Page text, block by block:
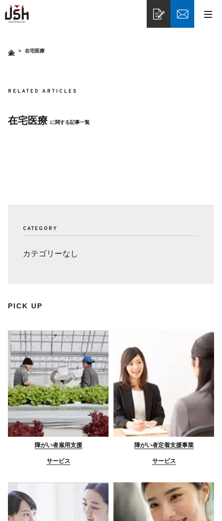
> 在宅医療
RELATED ARTICLES
在宅医療 に関する記事一覧
CATEGORY
カテゴリーなし
PICK UP
障がい者雇用支援
サービス
障がい者定着支援事業
サービス